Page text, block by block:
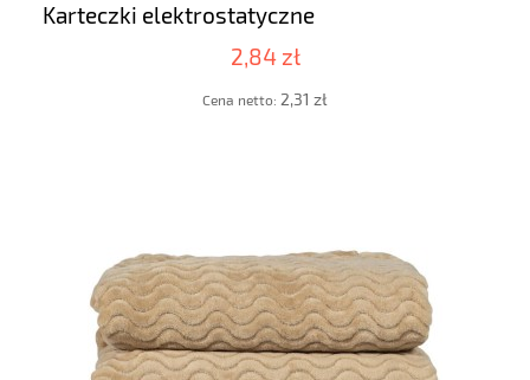
Karteczki elektrostatyczne
2,84 zł
Cena netto: 2,31 zł